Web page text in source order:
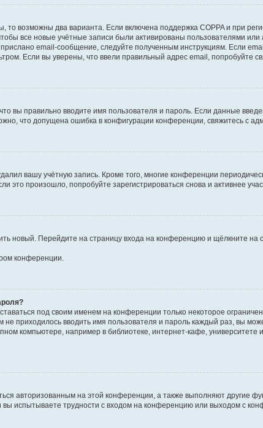
возможны два варианта. Если включена поддержка COPPA и при
все новые учётные записи были активированы пользователями или
email-сообщение, следуйте полученным инструкциям. Если
Если вы уверены, что ввели правильный адрес email, попробуйте
вы правильно вводите имя пользователя и пароль. Если данные
что допущена ошибка в конфигурации конференции, свяжитесь с
вашу учётную запись. Кроме того, многие конференции
произошло, попробуйте зарегистрироваться снова и активнее
новый. Перейдите на страницу входа на конференцию и щёлкните на
конференции.
под своим именем на конференции только некоторое
не приходилось вводить имя пользователя и пароль каждый раз, вы
компьютере, например в библиотеке, интернет-кафе, университете и
авторизованным на этой конференции, а также выполняют другие
испытываете трудности с входом на конференцию или выходом с